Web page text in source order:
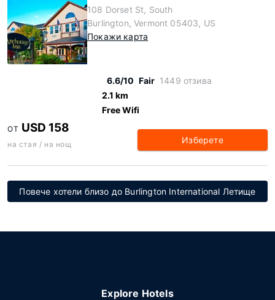
108 Dorset St, South
Burlington, Vermont 05403, US
Покажи карта
6.6/10 Fair 1449 отзива
2.1 km
Free Wifi
ОТ USD 158
на стая / на нощ Изберете
Повече хотели близо до Burlington International Летище
Explore Hotels